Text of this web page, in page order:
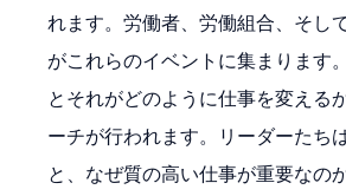
れます。労働者、労働組合、そし
がこれらのイベントに集まります
とそれがどのように仕事を変える
ーチが行われます。リーダーたち
と、なぜ質の高い仕事が重要なの